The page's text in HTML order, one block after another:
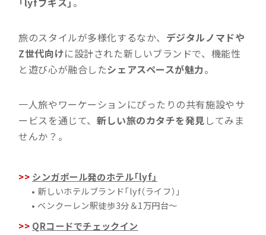
旅のスタイルが多様化するなか、 デジタルノマドや
Z世代向けに設計された新しいブランドで、機能性
と遊び心が融合したシェアスペースが魅力。
一人旅やワーケーションにぴったりの共有施設やサ
ービスを通じて、 新しい旅のカタチを発見 してみま
せんか？。
シンガポール発のホテル「lyf」
• 新しいホテルブランド「lyf（ライフ）」
• ベンクーレン駅徒歩3分＆1万円台〜
QRコードでチェックイン